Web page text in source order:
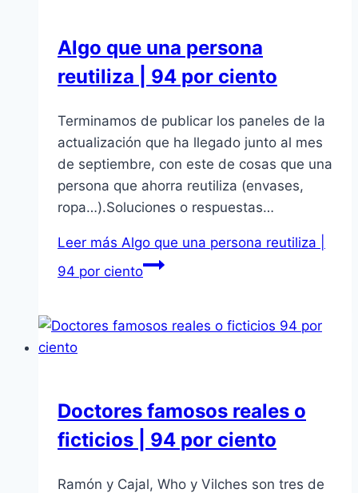
Algo que una persona
reutiliza | 94 por ciento
Terminamos de publicar los paneles de la
actualización que ha llegado junto al mes
de septiembre, con este de cosas que una
persona que ahorra reutiliza (envases,
ropa…).Soluciones o respuestas…
Leer más Algo que una persona reutiliza |
94 por ciento
Doctores famosos reales o
ficticios | 94 por ciento
Ramón y Cajal, Who y Vilches son tres de